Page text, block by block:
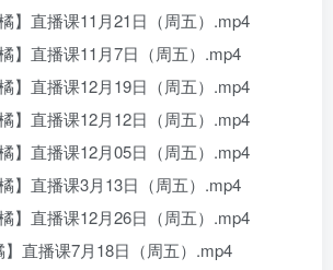
】直播课11月21日（周五）.mp4
】直播课11月7日（周五）.mp4
】直播课12月19日（周五）.mp4
】直播课12月12日（周五）.mp4
】直播课12月05日（周五）.mp4
】直播课3月13日（周五）.mp4
】直播课12月26日（周五）.mp4
直播课7月18日（周五）.mp4